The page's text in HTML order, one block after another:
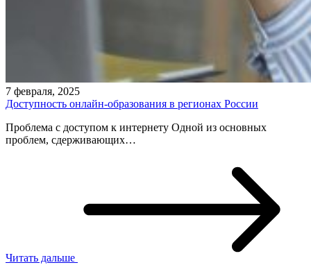
7 февраля, 2025
Доступность онлайн-образования в регионах России
Проблема с доступом к интернету Одной из основных
проблем, сдерживающих…
Читать дальше